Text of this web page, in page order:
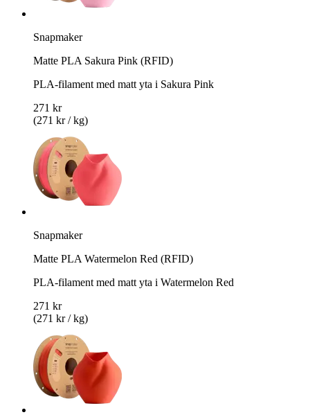
Snapmaker
Matte PLA Sakura Pink (RFID)
PLA-filament med matt yta i Sakura Pink
271 kr
(271 kr / kg)
Snapmaker
Matte PLA Watermelon Red (RFID)
PLA-filament med matt yta i Watermelon Red
271 kr
(271 kr / kg)